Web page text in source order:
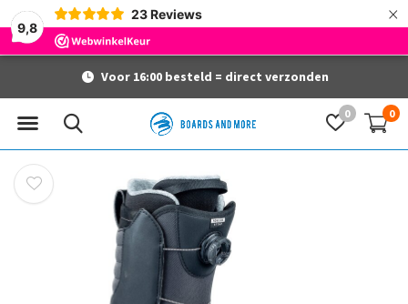
9,8
23 Reviews ×
0 0
Voor 16:00 besteld = direct verzonden